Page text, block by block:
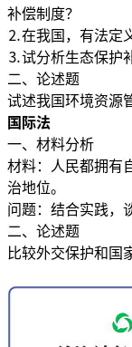
补偿制度？
⒉在我国，有法定
⒊试分析生态保护
二、论述题
试述我国环境资源
国际法
一、材料分析
材料：人民都拥有
治地位。
问题：结合实践，
二、论述题
比较外交保护和国